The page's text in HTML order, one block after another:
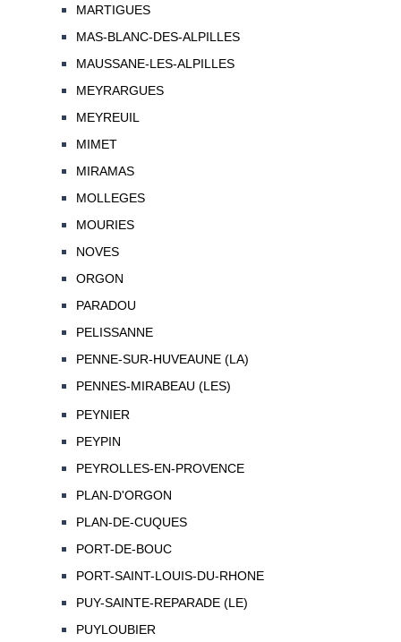
MARTIGUES
MAS-BLANC-DES-ALPILLES
MAUSSANE-LES-ALPILLES
MEYRARGUES
MEYREUIL
MIMET
MIRAMAS
MOLLEGES
MOURIES
NOVES
ORGON
PARADOU
PELISSANNE
PENNE-SUR-HUVEAUNE (LA)
PENNES-MIRABEAU (LES)
PEYNIER
PEYPIN
PEYROLLES-EN-PROVENCE
PLAN-D'ORGON
PLAN-DE-CUQUES
PORT-DE-BOUC
PORT-SAINT-LOUIS-DU-RHONE
PUY-SAINTE-REPARADE (LE)
PUYLOUBIER